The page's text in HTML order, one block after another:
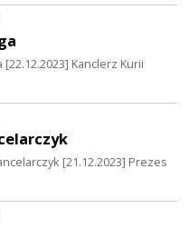
[22.12.2023] Kanclerz Kurii
[21.12.2023] Prezes